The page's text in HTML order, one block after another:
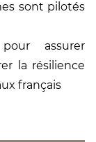
sont pilotés
assurer
la résilience
français